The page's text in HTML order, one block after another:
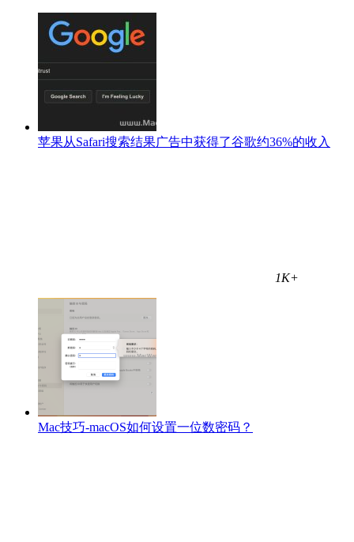
苹果从Safari搜索结果广告中获得了谷歌约36%的收入
1K+
Mac技巧-macOS如何设置一位数密码？